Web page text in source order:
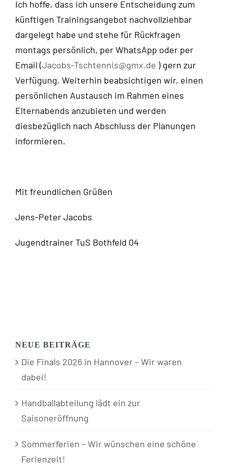
Ich hoffe, dass ich unsere Entscheidung zum
künftigen Trainingsangebot nachvollziehbar
dargelegt habe und stehe für Rückfragen
montags persönlich, per WhatsApp oder per
Email (Jacobs-Tschtennis@gmx.de ) gern zur
Verfügung. Weiterhin beabsichtigen wir, einen
persönlichen Austausch im Rahmen eines
Elternabends anzubieten und werden
diesbezüglich nach Abschluss der Planungen
informieren.
Mit freundlichen Grüßen
Jens-Peter Jacobs
Jugendtrainer TuS Bothfeld 04
NEUE BEITRÄGE
Die Finals 2026 in Hannover – Wir waren
dabei!
Handballabteilung lädt ein zur
Saisoneröffnung
Sommerferien – Wir wünschen eine schöne
Ferienzeit!